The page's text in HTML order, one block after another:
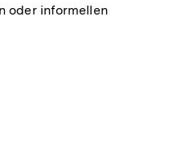
oder informellen